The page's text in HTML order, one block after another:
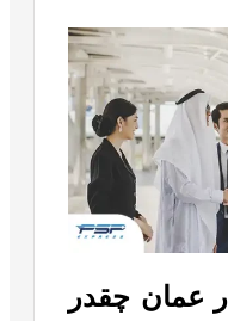
عمان چقدر